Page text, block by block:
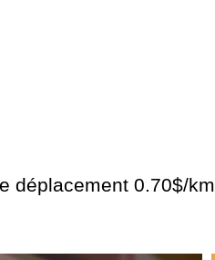
déplacement 0.70$/km